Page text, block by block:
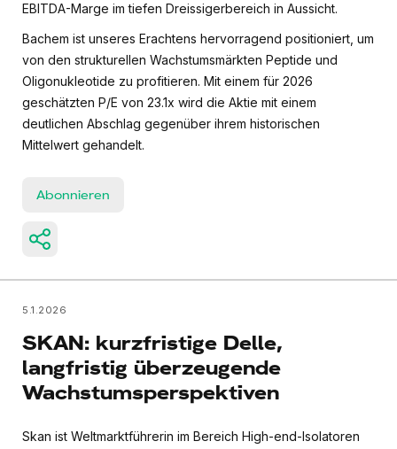
EBITDA-Marge im tiefen Dreissigerbereich in Aussicht.
Bachem ist unseres Erachtens hervorragend positioniert, um
von den strukturellen Wachstumsmärkten Peptide und
Oligonukleotide zu profitieren. Mit einem für 2026
geschätzten P/E von 23.1x wird die Aktie mit einem
deutlichen Abschlag gegenüber ihrem historischen
Mittelwert gehandelt.
Abonnieren
5.1.2026
SKAN: kurzfristige Delle,
langfristig überzeugende
Wachstumsperspektiven
Skan ist Weltmarktführerin im Bereich High-end-Isolatoren